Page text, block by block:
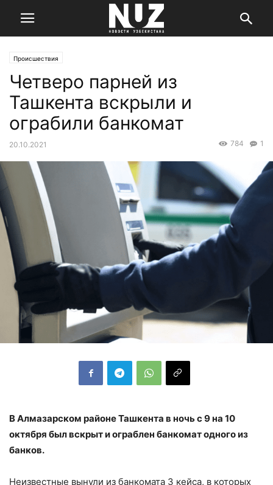
Происшествия
Четверо парней из
Ташкента вскрыли и
ограбили банкомат
20.10.2021 1
784
В Алмазарском районе Ташкента в ночь с 9 на 10
октября был вскрыт и ограблен банкомат одного из
банков.
Неизвестные вынули из банкомата 3 кейса, в которых